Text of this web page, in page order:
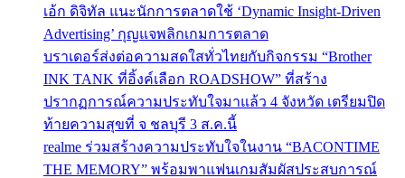
เอ้ก ดิจิทัล แนะนักการตลาดใช้ ‘Dynamic Insight-Driven
Advertising’ กุญแจพลิกเกมการตลาด
บราเดอร์ส่งต่อความสดใสทั่วไทยกับกิจกรรม “Brother
INK TANK ที่อิ้งค์เลือก ROADSHOW” ที่สร้าง
ปรากฏการณ์ความประทับใจมาแล้ว 4 จังหวัด เตรียมปิด
ท้ายความสุขที่ จ ชลบุรี 3 ส.ค.นี้
realme ร่วมสร้างความประทับใจในงาน “BACONTIME
THE MEMORY” พร้อมพาแฟนเกมสัมผัสประสบการณ์